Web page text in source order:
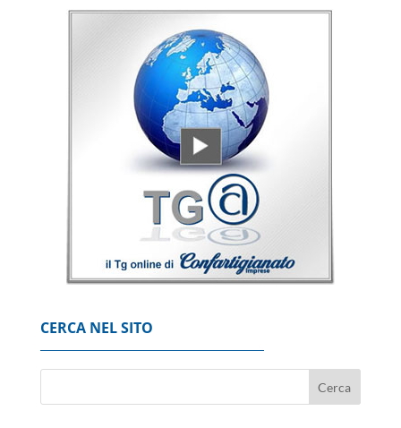
++ Istat, produzione industriale in calo
dell'1% a giugno, su anno -0,6% ++
Per Mediolanum raccolta luglio da record, da
inizio anno 7,78 miliardi
Mimit, in calo il prezzo dei carburanti, gasolio
a 2,092 euro al litro
Nuburu, 'via libera del Governo
6 Agosto 2026
CERCA NEL SITO